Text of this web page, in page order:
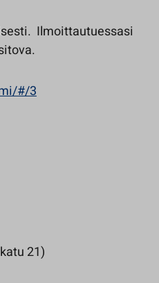
Ilmoittautuessasi
#/3
21)